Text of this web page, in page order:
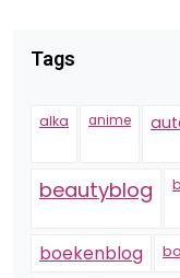
Tags
alka anime
beautyblog
boekenblog